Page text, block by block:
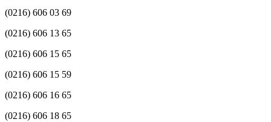
(0216) 606 03 69
(0216) 606 13 65
(0216) 606 15 65
(0216) 606 15 59
(0216) 606 16 65
(0216) 606 18 65